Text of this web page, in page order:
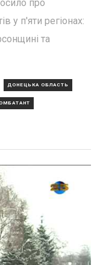
про
у п'яти регіонах:
та
ДОНЕЦЬКА ОБЛАСТЬ